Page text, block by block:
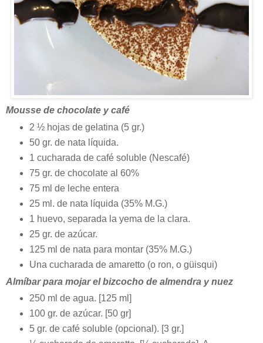
Mousse de chocolate y café
2 ½ hojas de gelatina (5 gr.)
50 gr. de nata líquida.
1 cucharada de café soluble (Nescafé)
75 gr. de chocolate al 60%
75 ml de leche entera
25 ml. de nata líquida (35% M.G.)
1 huevo, separada la yema de la clara.
25 gr. de azúcar.
125 ml de nata para montar (35% M.G.)
Una cucharada de amaretto (o ron, o güisqui)
Almíbar para mojar el bizcocho de almendra y nuez
250 ml de agua. [125 ml]
100 gr. de azúcar. [50 gr]
5 gr. de café soluble (opcional). [3 gr.]